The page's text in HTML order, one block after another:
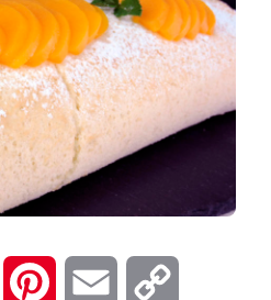
Twitter Pinterest Email